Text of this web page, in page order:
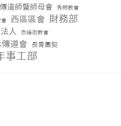
道師暨師母會 秀朗教會
西區區會 財務部
人 赤峰街教會
道會 長青團契
事工部